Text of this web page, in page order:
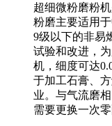
超细微粉磨粉
粉磨主要适用
9级以下的非易
试验和改进，
机，细度可达
于加工石膏、
业。与气流磨
需要更换一次